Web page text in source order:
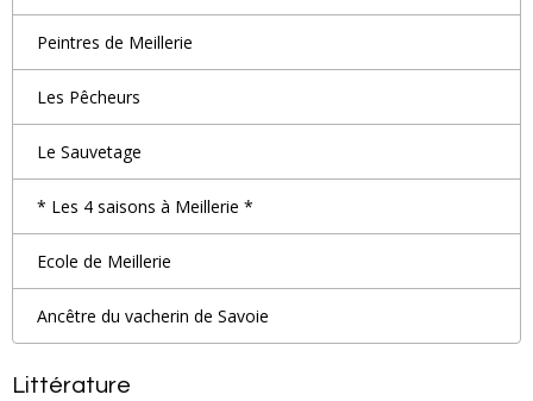
Peintres de Meillerie
Les Pêcheurs
Le Sauvetage
* Les 4 saisons à Meillerie *
Ecole de Meillerie
Ancêtre du vacherin de Savoie
Littérature